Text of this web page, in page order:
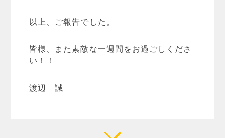
以上、ご報告でした。
皆様、また素敵な一週間をお過ごしくださ
い！！
渡辺 誠